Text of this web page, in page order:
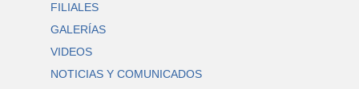
FILIALES
GALERÍAS
VIDEOS
NOTICIAS Y COMUNICADOS